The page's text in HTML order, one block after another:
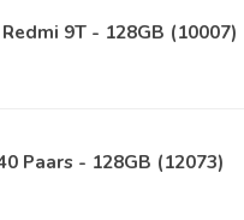
9T - 128GB (10007)
Paars - 128GB (12073)